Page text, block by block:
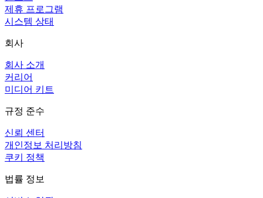
제휴 프로그램
시스템 상태
회사
회사 소개
커리어
미디어 키트
규정 준수
신뢰 센터
개인정보 처리방침
쿠키 정책
법률 정보